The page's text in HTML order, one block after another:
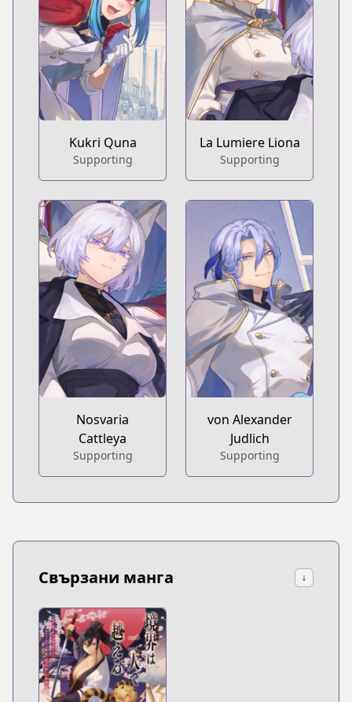
Kukri Quna
Supporting
La Lumiere Liona
Supporting
Nosvaria
Cattleya
Supporting
von Alexander
Judlich
Supporting
Свързани манга ↓